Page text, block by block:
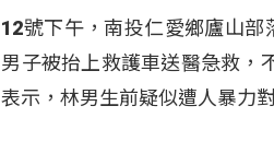
12號下午，南投仁愛鄉廬山
男子被抬上救護車送醫急救，
表示，林男生前疑似遭人暴力